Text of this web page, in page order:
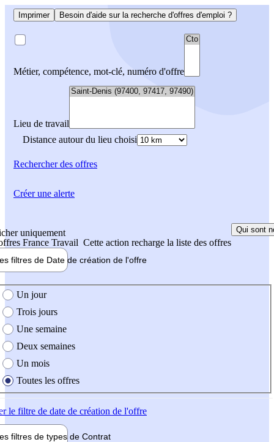
Imprimer Besoin d'aide sur la recherche d'offres d'emploi ?
Métier, compétence, mot-clé, numéro d'offre
Lieu de travail
Distance autour du lieu choisi
Rechercherdes offres
uniquement
France Travail Cette action recharge la liste des offres
Qui sont
filtres de Date de création de l'offre
création de l'offre
Un jour
Trois jours
Une semaine
Deux semaines
Un mois
Toutes les offres
le filtre de date de création de l'offre
filtres de types de Contrat
Créer une alerte